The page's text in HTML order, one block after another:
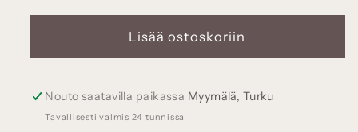
Joulukarhu
joulukortti,
beige
Joulukarhu
joulukortti,
beige
määrää
Lisää ostoskoriin
Nouto saatavilla paikassa Myymälä, Turku
Tavallisesti valmis 24 tunnissa